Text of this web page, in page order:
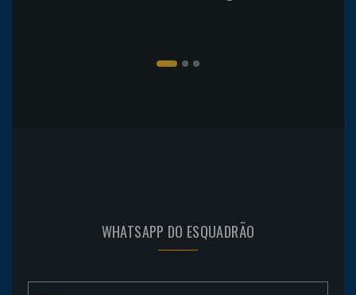
WHATSAPP DO ESQUADRÃO